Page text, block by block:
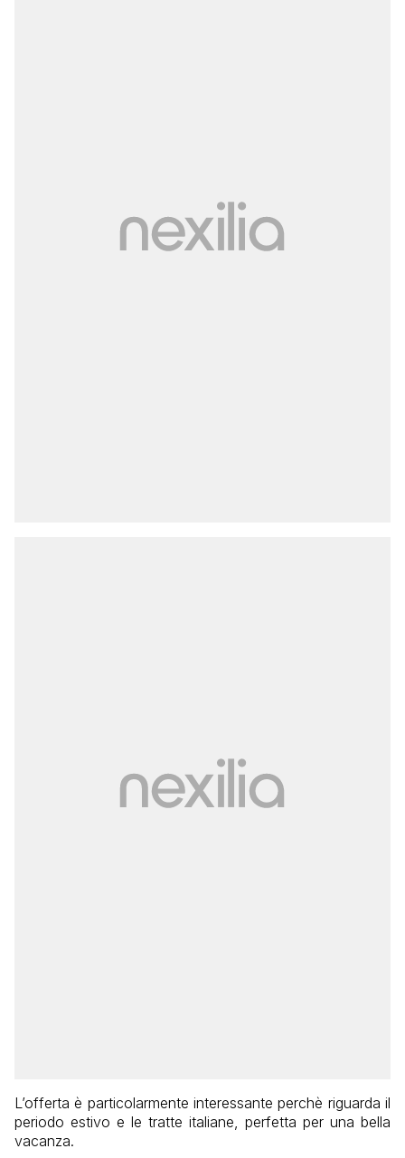
L’offerta è particolarmente interessante perchè riguarda il
periodo estivo e le tratte italiane, perfetta per una bella
vacanza.